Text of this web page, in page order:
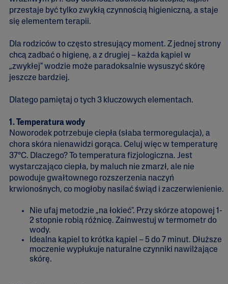
przestaje być tylko zwykłą czynnością higieniczną, a staje
się elementem terapii.
Dla rodziców to często stresujący moment. Z jednej strony
chcą zadbać o higienę, a z drugiej – każda kąpiel w
„zwykłej" wodzie może paradoksalnie wysuszyć skórę
jeszcze bardziej.
Dlatego pamiętaj o tych 3 kluczowych elementach.
1. Temperatura wody
Noworodek potrzebuje ciepła (słaba termoregulacja), a
chora skóra nienawidzi gorąca. Celuj więc w temperaturę
37°C. Dlaczego? To temperatura fizjologiczna. Jest
wystarczająco ciepła, by maluch nie zmarzł, ale nie
powoduje gwałtownego rozszerzenia naczyń
krwionośnych, co mogłoby nasilać świąd i zaczerwienienie.
Nie ufaj metodzie „na łokieć". Przy skórze atopowej 1-
2 stopnie robią różnicę. Zainwestuj w termometr do
wody.
Idealna kąpiel to krótka kąpiel – 5 do 7 minut. Dłuższe
moczenie wypłukuje naturalne czynniki nawilżające
skórę.